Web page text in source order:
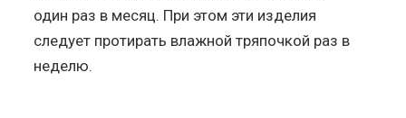
один раз в месяц. При этом эти изделия
следует протирать влажной тряпочкой раз в
неделю.